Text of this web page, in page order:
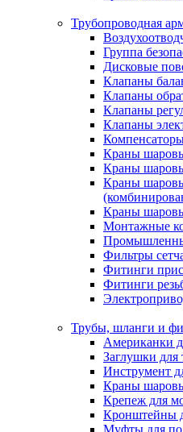
Трубопроводная
Группа
Дисковые
Клапаны
Клапаны
Клапаны
Клапаны
Краны
Краны
Краны
Краны
Монтажные
Фильтры
Фитинги
Фитинги
Трубы, шланги и
Американки
Заглушки для
Инструмент
Краны
Крепеж для
Кронштейны
Муфты для